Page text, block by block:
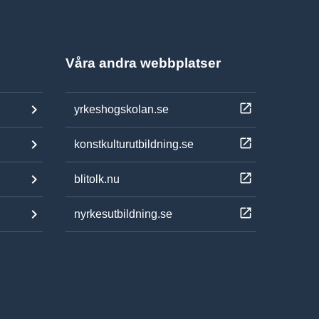
Våra andra webbplatser
yrkeshogskolan.se
konstkulturutbildning.se
blitolk.nu
nyrkesutbildning.se